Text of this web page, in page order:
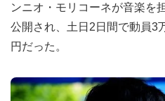
ンニオ・モリコーネが音楽を
公開され、土日2日間で動員3
円だった。